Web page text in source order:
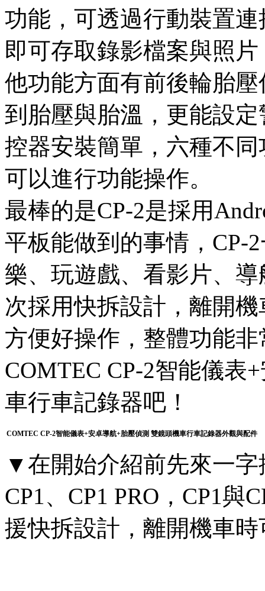
功能，可透過行動裝置
即可存取錄影檔案與照
他功能方面有前後輪胎
到胎壓與胎溫，更能設
控器安裝簡單，六種不
可以進行功能操作。
最棒的是CP-2是採用
平板能做到的事情，CP-
樂、玩遊戲、看影片、
次採用快拆設計，離開
方便好操作，整體功能
COMTEC CP-2智能儀表
車行車記錄器吧！
COMTEC CP-2智能儀表+安卓導航+胎壓偵測 雙鏡頭機車行車記錄器外觀與配件
▼在開始介紹前先來一字
CP1、CP1 PRO，CP1與
援快拆設計，離開機車